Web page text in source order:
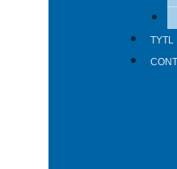
TYTL